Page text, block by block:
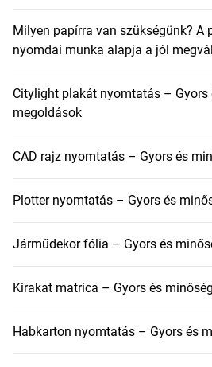
Milyen papírra van szükségünk? A
nyomdai munka alapja a jól
Citylight plakát nyomtatás – Gyors
megoldások
CAD rajz nyomtatás – Gyors és
Plotter nyomtatás – Gyors és
Járműdekor fólia – Gyors és
Kirakat matrica – Gyors és
Habkarton nyomtatás – Gyors és